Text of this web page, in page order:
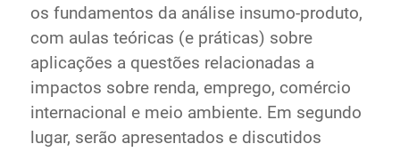
os fundamentos da análise insumo-produto,
com aulas teóricas (e práticas) sobre
aplicações a questões relacionadas a
impactos sobre renda, emprego, comércio
internacional e meio ambiente. Em segundo
lugar, serão apresentados e discutidos